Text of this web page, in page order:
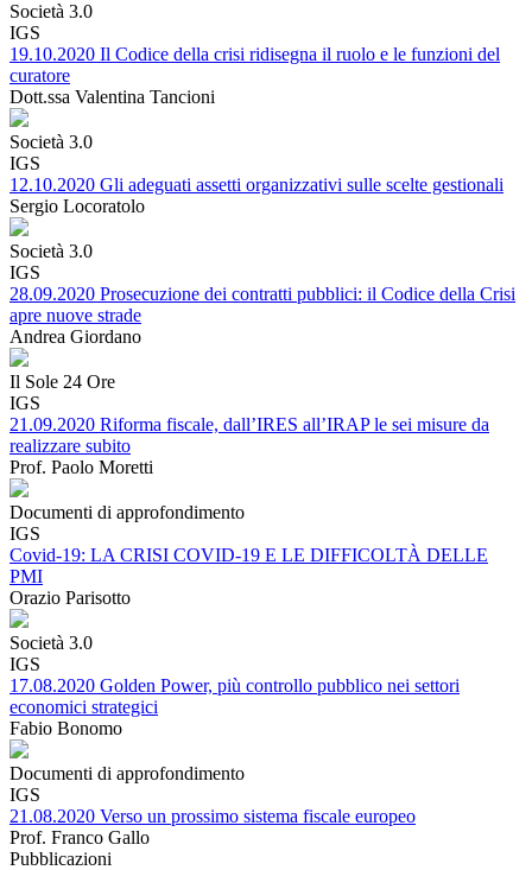
Società 3.0
IGS
19.10.2020 Il Codice della crisi ridisegna il ruolo e le funzioni del
curatore
Dott.ssa Valentina Tancioni
Società 3.0
IGS
12.10.2020 Gli adeguati assetti organizzativi sulle scelte gestionali
Sergio Locoratolo
Società 3.0
IGS
28.09.2020 Prosecuzione dei contratti pubblici: il Codice della Crisi
apre nuove strade
Andrea Giordano
Il Sole 24 Ore
IGS
21.09.2020 Riforma fiscale, dall’IRES all’IRAP le sei misure da
realizzare subito
Prof. Paolo Moretti
Documenti di approfondimento
IGS
Covid-19: LA CRISI COVID-19 E LE DIFFICOLTÀ DELLE
PMI
Orazio Parisotto
Società 3.0
IGS
17.08.2020 Golden Power, più controllo pubblico nei settori
economici strategici
Fabio Bonomo
Documenti di approfondimento
IGS
21.08.2020 Verso un prossimo sistema fiscale europeo
Prof. Franco Gallo
Pubblicazioni